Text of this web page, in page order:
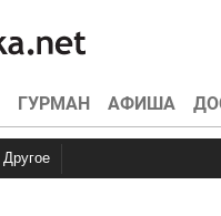
ГУРМАН АФИША
Другое